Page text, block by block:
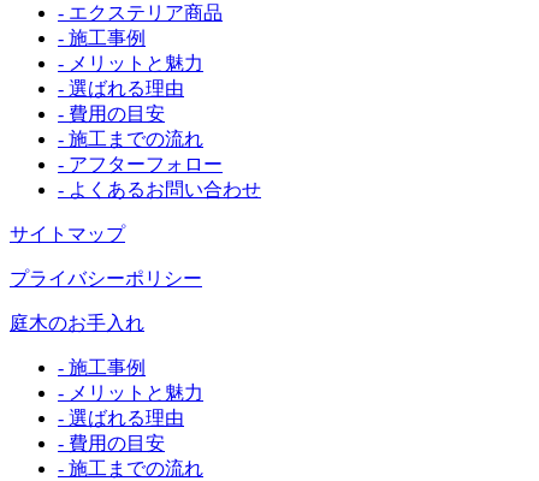
- エクステリア商品
- 施工事例
- メリットと魅力
- 選ばれる理由
- 費用の目安
- 施工までの流れ
- アフターフォロー
- よくあるお問い合わせ
サイトマップ
プライバシーポリシー
庭木のお手入れ
- 施工事例
- メリットと魅力
- 選ばれる理由
- 費用の目安
- 施工までの流れ